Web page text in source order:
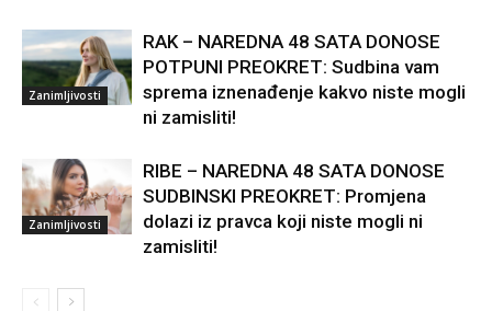
Zanimljivosti
RAK – NAREDNA 48 SATA DONOSE
POTPUNI PREOKRET: Sudbina vam
sprema iznenađenje kakvo niste mogli
ni zamisliti!
Zanimljivosti
RIBE – NAREDNA 48 SATA DONOSE
SUDBINSKI PREOKRET: Promjena
dolazi iz pravca koji niste mogli ni
zamisliti!